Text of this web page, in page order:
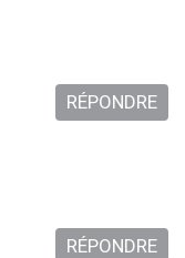
RÉPONDRE
RÉPONDRE